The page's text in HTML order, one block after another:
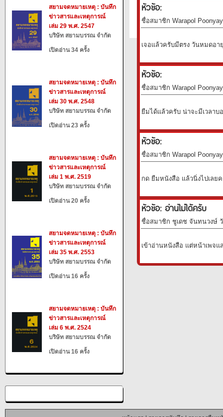
สยามจดหมายเหตุ : บันทึก
ข่าวสารและเหตุการณ์
เล่ม 29 พ.ศ. 2547
บริษัท สยามบรรณ จำกัด
เปิดอ่าน 34 ครั้ง
สยามจดหมายเหตุ : บันทึก
ข่าวสารและเหตุการณ์
เล่ม 30 พ.ศ. 2548
บริษัท สยามบรรณ จำกัด
เปิดอ่าน 23 ครั้ง
สยามจดหมายเหตุ : บันทึก
ข่าวสารและเหตุการณ์
เล่ม 1 พ.ศ. 2519
บริษัท สยามบรรณ จำกัด
เปิดอ่าน 20 ครั้ง
สยามจดหมายเหตุ : บันทึก
ข่าวสารและเหตุการณ์
เล่ม 35 พ.ศ. 2553
บริษัท สยามบรรณ จำกัด
เปิดอ่าน 16 ครั้ง
สยามจดหมายเหตุ : บันทึก
ข่าวสารและเหตุการณ์
เล่ม 6 พ.ศ. 2524
บริษัท สยามบรรณ จำกัด
เปิดอ่าน 16 ครั้ง
หัวข้อ:
ชื่อสมาชิก Warapol
เจอแล้วครับมีตรง วันหมดอา
หัวข้อ:
ชื่อสมาชิก Warapol
ยืมได้แล้วครับ น่าจะมีเวลาบ
หัวข้อ:
ชื่อสมาชิก Warapol
กด ยืมหนังสือ แล้วนิ่งไปเลย
หัวข้อ: อ่านไม่ได้ครับ
ชื่อสมาชิก ชูเดช จันทนวงษ์ วั
เข้าอ่านหนังสือ แต่หน้าเพจ